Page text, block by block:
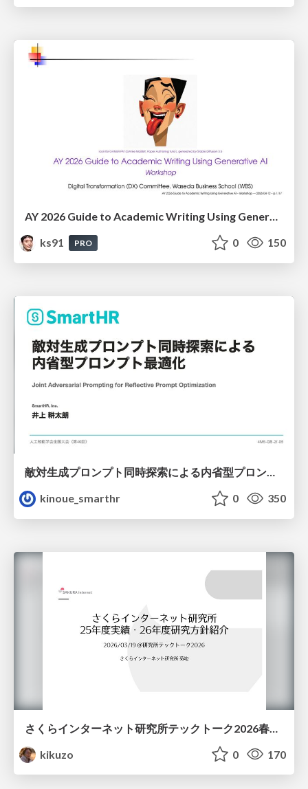
ks91
PRO 0 150
敵対生成プロンプト同時探索による内省型プロンプト最適化
kinoue_smarthr
0 350
kikuzo
0 170